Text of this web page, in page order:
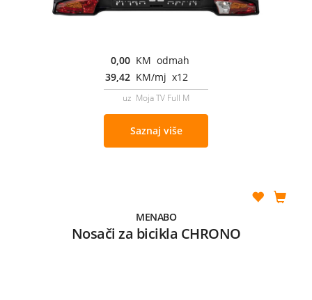
0,00 KM odmah
39,42 KM/mj x12
uz Moja TV Full M
Saznaj više
MENABO
Nosači za bicikla CHRONO